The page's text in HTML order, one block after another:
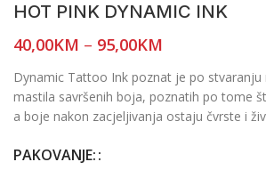
HOT PINK DYNAMIC INK
40,00KM – 95,00KM
Dynamic Tattoo Ink poznat je po stvaranju
mastila savršenih boja, poznatih po tome
a boje nakon zacjeljivanja ostaju čvrste i
PAKOVANJE: